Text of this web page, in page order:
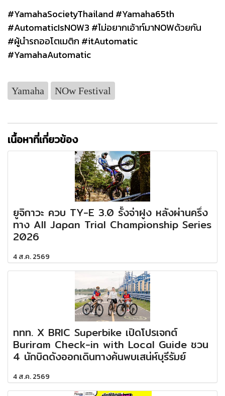
#YamahaSocietyThailand #Yamaha65th
#AutomaticIsNOW3 #ไม่อยากเอ้าท์มาNOWด้วยกัน
#ผู้นำรถออโตเมติก #itAutomatic
#YamahaAutomatic
Yamaha NOw Festival
เนื้อหาที่เกี่ยวข้อง
ยูจิกาวะ ควบ TY-E 3.0 รั้งจ่าฝูง หลังผ่านครึ่ง
ทาง All Japan Trial Championship Series
2026
4 ส.ค. 2569
ททท. X BRIC Superbike เปิดโปรเจกต์
Buriram Check-in with Local Guide ชวน
4 นักบิดดังออกเดินทางค้นพบเสน่ห์บุรีรัมย์
4 ส.ค. 2569